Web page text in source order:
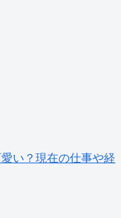
い？現在の仕事や経